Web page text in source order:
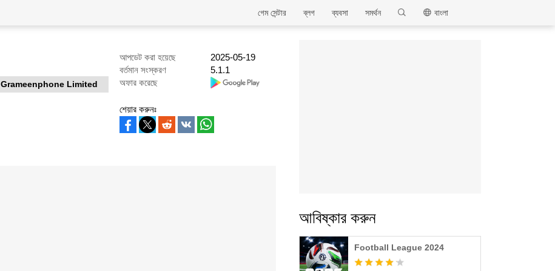
MEmu
বাংলা
সমর্থন
ব্যবসা
ব্লগ
গেম সেন্টার
Grameenphone Limited
আপডেট করা হয়েছে
2025-05-19
বর্তমান সংস্করণ
5.1.1
অফার করেছে
শেয়ার করুনঃ
আবিষ্কার করুন
Football League 2024